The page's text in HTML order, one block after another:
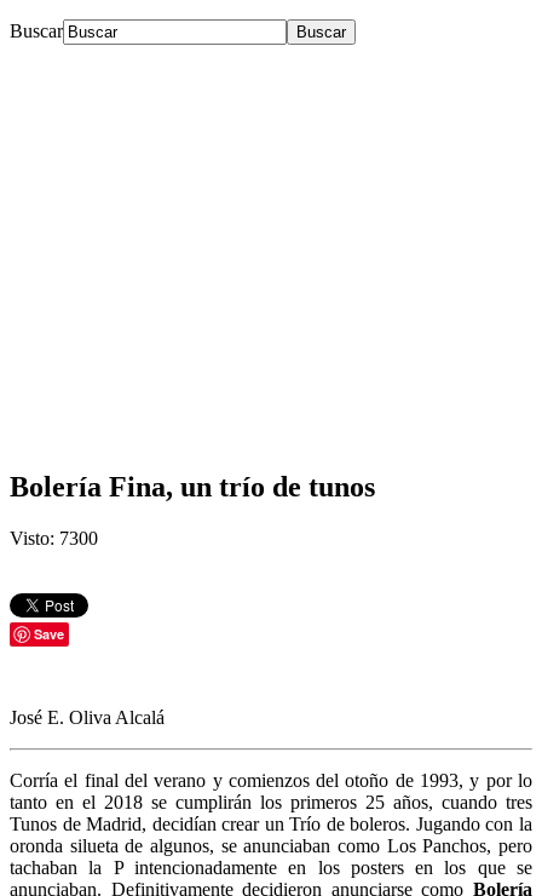
Buscar
Bolería Fina, un trío de tunos
Visto: 7300
Save
José E. Oliva Alcalá
Corría el final del verano y comienzos del otoño de 1993, y por lo
tanto en el 2018 se cumplirán los primeros 25 años, cuando tres
Tunos de Madrid, decidían crear un Trío de boleros. Jugando con la
oronda silueta de algunos, se anunciaban como Los Panchos, pero
tachaban la P intencionadamente en los posters en los que se
anunciaban. Definitivamente decidieron anunciarse como Bolería